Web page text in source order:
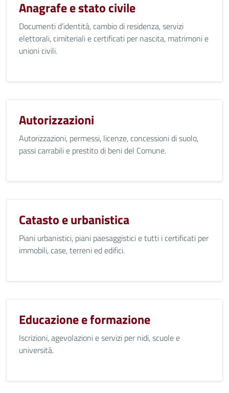
Anagrafe e stato civile
Documenti d’identità, cambio di residenza, servizi
elettorali, cimiteriali e certificati per nascita, matrimoni e
unioni civili.
Autorizzazioni
Autorizzazioni, permessi, licenze, concessioni di suolo,
passi carrabili e prestito di beni del Comune.
Catasto e urbanistica
Piani urbanistici, piani paesaggistici e tutti i certificati per
immobili, case, terreni ed edifici.
Educazione e formazione
Iscrizioni, agevolazioni e servizi per nidi, scuole e
università.